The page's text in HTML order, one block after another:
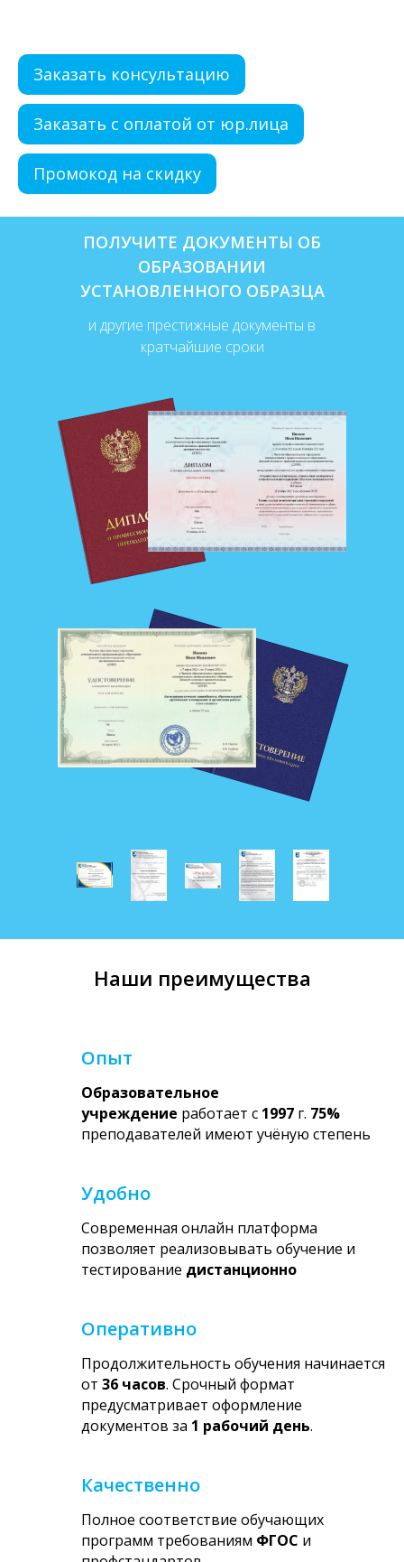
Заказать консультацию
Заказать с оплатой от юр.лица
Промокод на скидку
и другие престижные документы в
кратчайшие сроки
ПОЛУЧИТЕ ДОКУМЕНТЫ ОБ
ОБРАЗОВАНИИ
УСТАНОВЛЕННОГО ОБРАЗЦА
Наши преимущества
Опыт
Образовательное
учреждение работает с 1997 г. 75%
преподавателей имеют учёную степень
Удобно
Современная онлайн платформа
позволяет реализовывать обучение и
тестирование дистанционно
Оперативно
Продолжительность обучения начинается
от 36 часов. Срочный формат
предусматривает оформление
документов за 1 рабочий день.
Качественно
Полное соответствие обучающих
программ требованиям ФГОС и